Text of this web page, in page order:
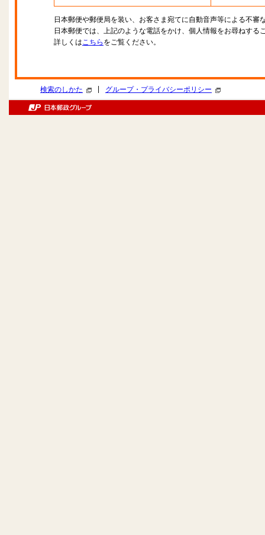
日本郵便や郵便局を装い、お客さま宛てに自動音声等による不審
日本郵便では、上記のような電話をかけ、個人情報をお尋ねする
詳しくはこちら をご覧ください。
検索のしかた グループ・プライバシーポリシー